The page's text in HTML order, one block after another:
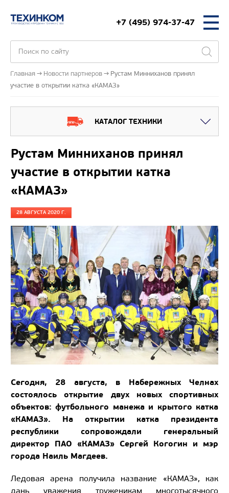
+7 (495) 974-37-47
Главная Новости партнеров
Рустам Минниханов принял
участие в открытии катка «КАМАЗ»
КАТАЛОГ ТЕХНИКИ
Рустам Минниханов принял
участие в открытии катка
«КАМАЗ»
28 АВГУСТА 2020 Г.
Сегодня, 28 августа, в Набережных Челнах
состоялось открытие двух новых спортивных
объектов: футбольного манежа и крытого катка
«КАМАЗ». На открытии катка президента
республики сопровождали генеральный
директор ПАО «КАМАЗ» Сергей Когогин и мэр
города Наиль Магдеев.
Ледовая арена получила название «КАМАЗ», как
дань уважения труженикам многотысячного